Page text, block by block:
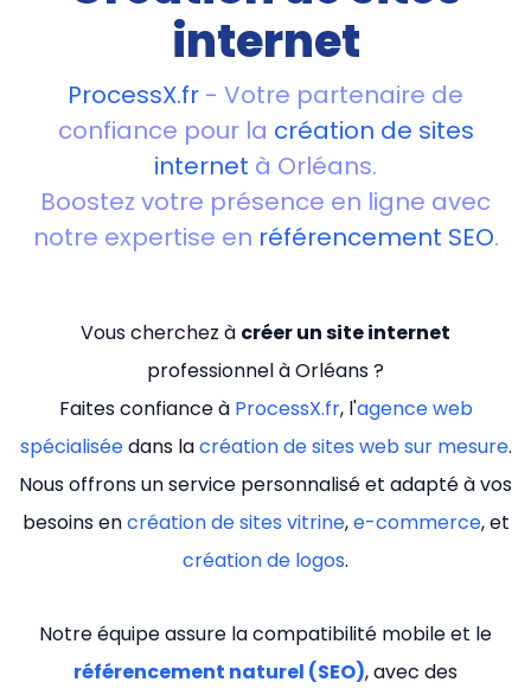
internet
ProcessX.fr - Votre partenaire de
confiance pour la création de sites
internet à Orléans.
Boostez votre présence en ligne avec
notre expertise en référencement SEO.
Vous cherchez à créer un site internet
professionnel à Orléans ?
Faites confiance à ProcessX.fr, l'agence web
spécialiséedans lacréation de sites web sur mesure.
Nous offrons un service personnalisé et adapté à vos
besoins encréation de sites vitrine,e-commerce, et
création de logos.
Notre équipe assure la compatibilité mobile et le
référencement naturel (SEO), avec des